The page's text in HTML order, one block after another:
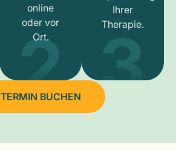
online
oder vor
Ort.
2
Ihrer
Therapie.
3
TERMIN BUCHEN